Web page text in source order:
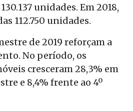
unidades. Em 2018,
112.750 unidades.
de 2019 reforçam a
No período, os
cresceram 28,3% em
e 8,4% frente ao 4º